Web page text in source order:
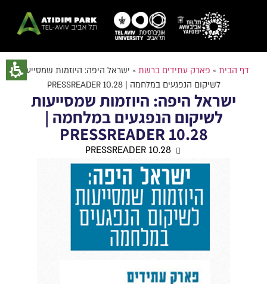
דף הבית » פארק עתידים ברשת » ישראל היפה: היוזמות שמסייעות
לשיקום הנפגעים במלחמה | PRESSREADER 10.28
ישראל היפה: היוזמות שמסייעות
לשיקום הנפגעים במלחמה |
PRESSREADER 10.28
PRESSREADER 10.28